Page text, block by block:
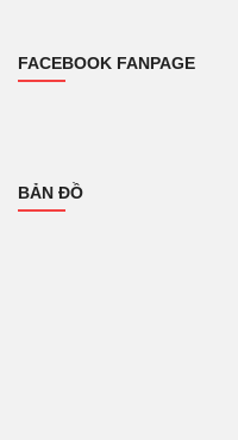
FACEBOOK FANPAGE
BẢN ĐỒ